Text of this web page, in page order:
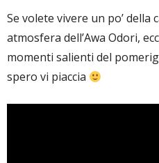
Se volete vivere un po’ della
atmosfera dell’Awa Odori,
momenti salienti del
spero vi piaccia